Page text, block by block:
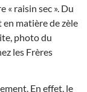
« raisin sec ». Du
matière de zèle
photo du
les Frères
En effet, le